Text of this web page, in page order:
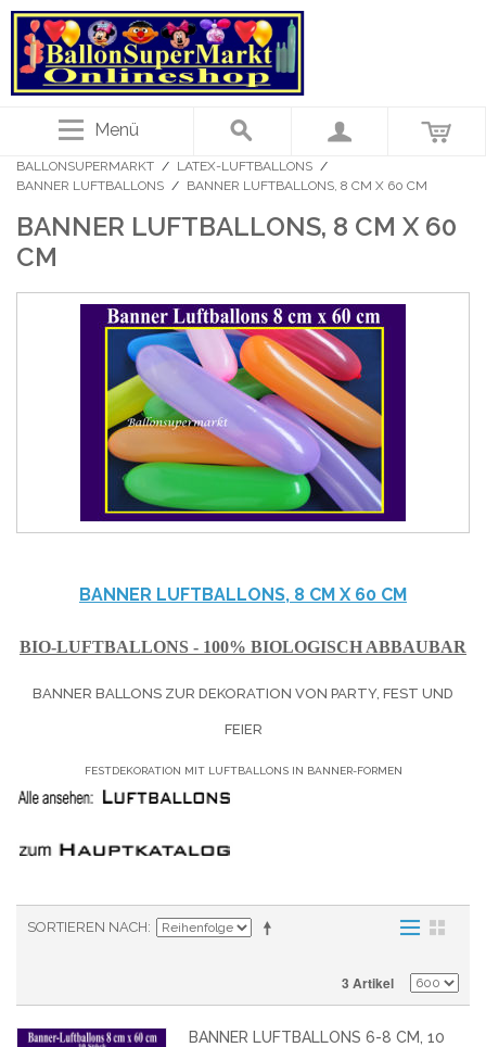
Menü
BALLONSUPERMARKT / LATEX-LUFTBALLONS /
BANNER LUFTBALLONS / BANNER LUFTBALLONS, 8 CM X 60 CM
BANNER LUFTBALLONS, 8 CM X 60
CM
BANNER LUFTBALLONS, 8 CM X 60 CM
BIO-LUFTBALLONS - 100% BIOLOGISCH ABBAUBAR
BANNER BALLONS ZUR DEKORATION VON PARTY, FEST UND
FEIER
FESTDEKORATION MIT LUFTBALLONS IN BANNER-FORMEN
SORTIEREN NACH
3 Artikel
BANNER LUFTBALLONS 6-8 CM, 10